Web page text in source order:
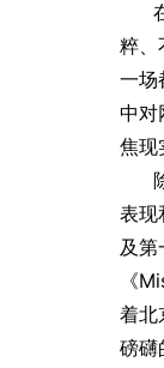
粹、
一场
中对
焦现
表现
及第
《
着北
磅礴